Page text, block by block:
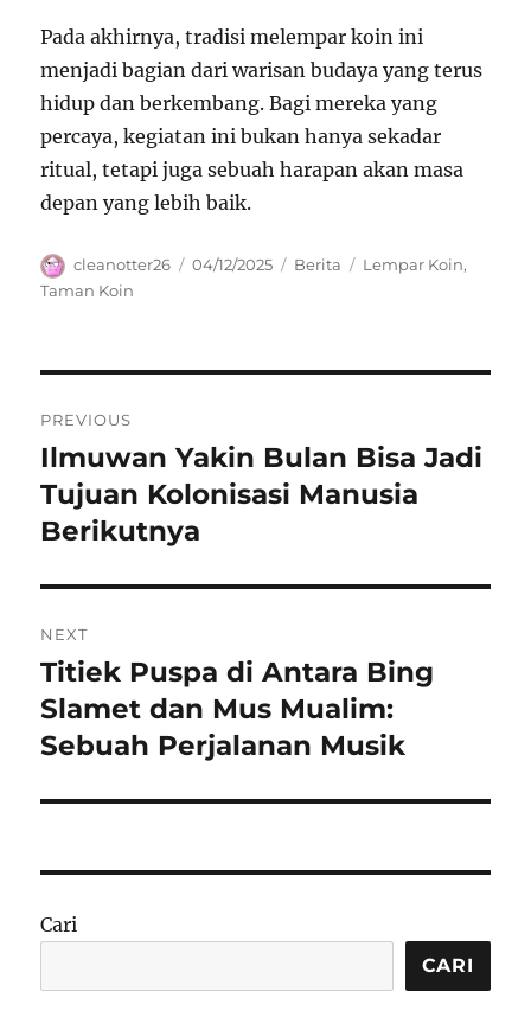
Pada akhirnya, tradisi melempar koin ini
menjadi bagian dari warisan budaya yang terus
hidup dan berkembang. Bagi mereka yang
percaya, kegiatan ini bukan hanya sekadar
ritual, tetapi juga sebuah harapan akan masa
depan yang lebih baik.
Author
cleanotter26
Posted
04/12/2025 Categories
Berita Tags
Lempar Koin,
Taman Koin
pos
PREVIOUS
Previous
post:
Ilmuwan Yakin Bulan Bisa Jadi
Tujuan Kolonisasi Manusia
Berikutnya
NEXT
Next
post:
Titiek Puspa di Antara Bing
Slamet dan Mus Mualim:
Sebuah Perjalanan Musik
Cari
CARI